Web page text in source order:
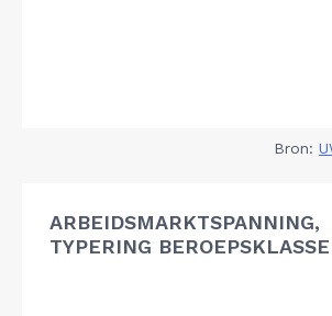
Bron:
ARBEIDSMARKTSPANNING,
TYPERING BEROEPSKLASSE